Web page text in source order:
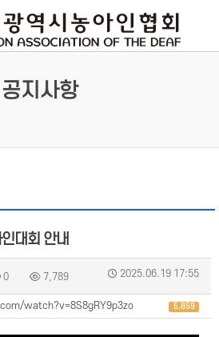
공지사항
대회 안내
0 7,789 2025.06.19 17:55
5,859
watch?v=8S8gRY9p3zo